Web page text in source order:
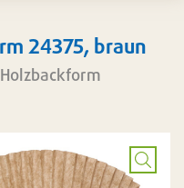
24375, braun
Bild